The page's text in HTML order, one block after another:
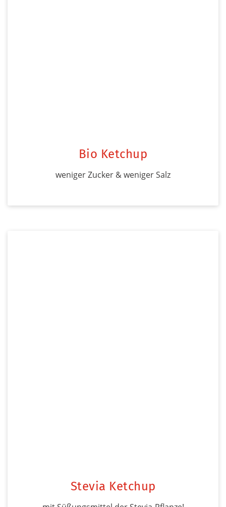
Bio Ketchup
weniger Zucker & weniger Salz
Stevia Ketchup